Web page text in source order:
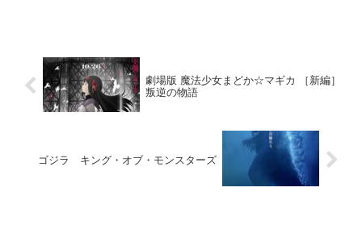
劇場版 魔法少女まどか☆マギカ ［新編］
叛逆の物語
ゴジラ キング・オブ・モンスターズ